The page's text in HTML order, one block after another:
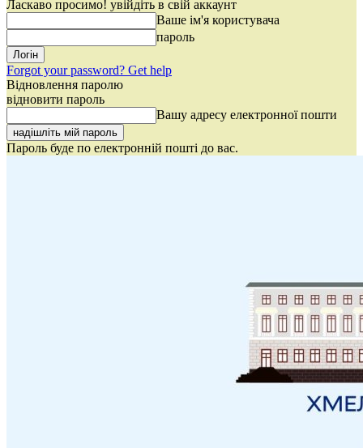
Ласкаво просимо! увійдіть в свій аккаунт
Ваше ім'я користувача
пароль
Forgot your password? Get help
Відновлення паролю
відновити пароль
Вашу адресу електронної пошти
Пароль буде по електронній пошті до вас.